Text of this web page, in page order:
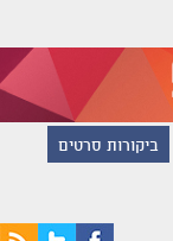
ביקורות סרטים